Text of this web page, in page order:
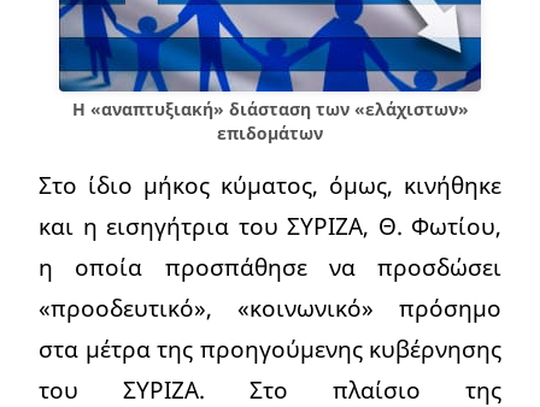
Η «αναπτυξιακή» διάσταση των «ελάχιστων»
επιδομάτων
Στο ίδιο μήκος κύματος, όμως, κινήθηκε
και η εισηγήτρια του ΣΥΡΙΖΑ, Θ. Φωτίου,
η οποία προσπάθησε να προσδώσει
«προοδευτικό», «κοινωνικό» πρόσημο
στα μέτρα της προηγούμενης κυβέρνησης
του ΣΥΡΙΖΑ. Στο πλαίσιο της